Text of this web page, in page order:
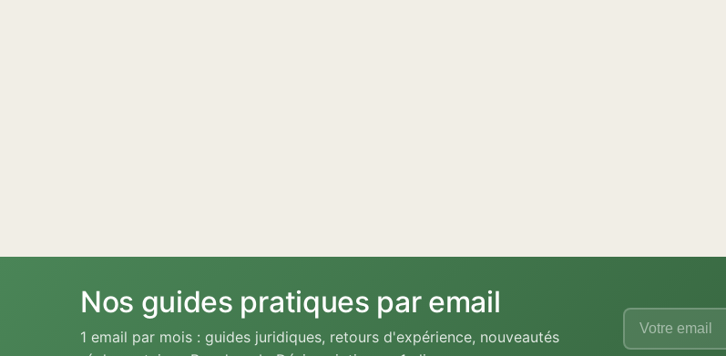
Nos guides pratiques par email
1 email par mois : guides juridiques, retours d'expérience, nouveautés